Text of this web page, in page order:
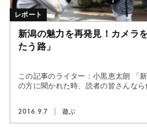
新潟の魅力を再発見！カメラ
たう路」
この記事のライター：小黒恵太朗 「
の方に聞かれた時、読者の皆さんな
2016.9.7 遊ぶ
レポート